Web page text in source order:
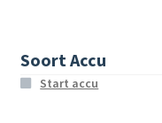
Soort Accu
Start accu